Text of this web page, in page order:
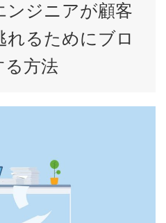
ンジニアが顧客
れるためにブロ
る方法